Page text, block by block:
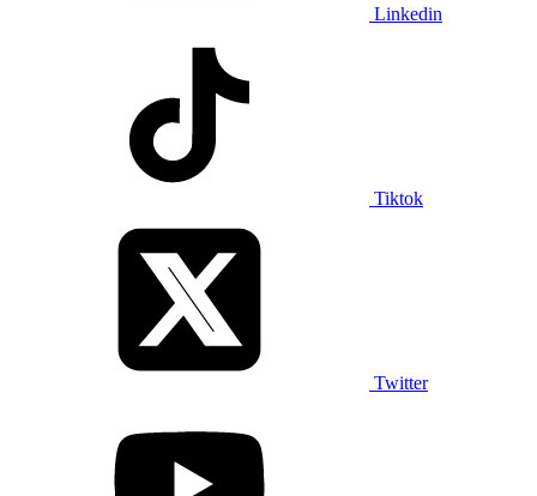
Linkedin
Tiktok
Twitter